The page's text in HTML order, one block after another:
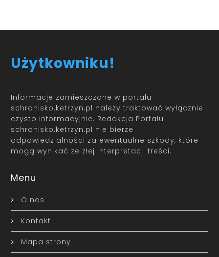
Użytkowniku!
Informacje zamieszczone w portalu
schronisko.ketrzyn.pl należy traktować wyłącznie
czysto informacyjnie. Redakcja Portalu
schronisko.ketrzyn.pl nie bierze
odpowiedzialności za ewentualne szkody, które
mogą wynikać ze złej interpretacji treści.
Menu
O nas
Kontakt
Mapa strony